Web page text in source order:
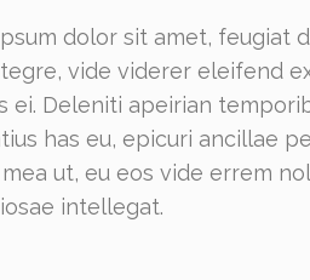
dolor sit amet, feugiat
vide viderer eleifend
ei. Deleniti apeirian
has eu, epicuri ancillae
ut, eu eos vide errem
intellegat.